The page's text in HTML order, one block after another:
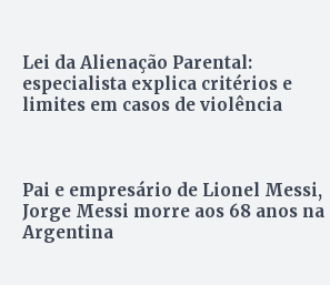
Lei da Alienação Parental:
especialista explica critérios e
limites em casos de violência
Pai e empresário de Lionel Messi,
Jorge Messi morre aos 68 anos na
Argentina